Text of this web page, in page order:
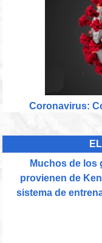
Coronavirus:
Muchos de los
provienen de
sistema de